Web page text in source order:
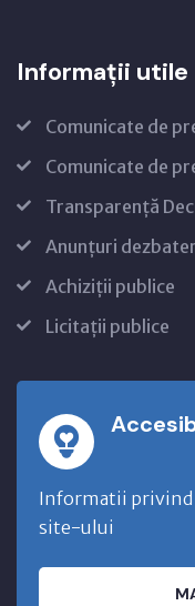
Informații utile
Comunicate de
Comunicate de
Transparență
Anunțuri
Achiziții publice
Licitații publice
Informatii privind
site-ului